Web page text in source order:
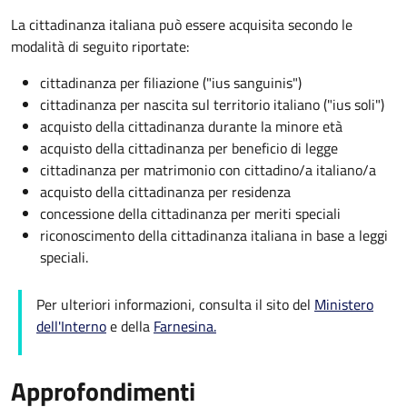
La cittadinanza italiana può essere acquisita secondo le
modalità di seguito riportate:
cittadinanza per filiazione ("ius sanguinis")
cittadinanza per nascita sul territorio italiano ("ius soli")
acquisto della cittadinanza durante la minore età
acquisto della cittadinanza per beneficio di legge
cittadinanza per matrimonio con cittadino/a italiano/a
acquisto della cittadinanza per residenza
concessione della cittadinanza per meriti speciali
riconoscimento della cittadinanza italiana in base a leggi
speciali.
Per ulteriori informazioni, consulta il sito del Ministero
dell'Internoe della Farnesina.
Approfondimenti